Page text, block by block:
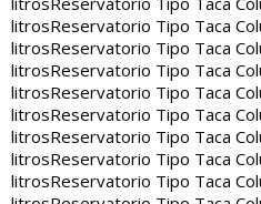
litrosReservatorio Tipo Taca
litrosReservatorio Tipo Taca
litrosReservatorio Tipo Taca
litrosReservatorio Tipo Taca
litrosReservatorio Tipo Taca
litrosReservatorio Tipo Taca
litrosReservatorio Tipo Taca
litrosReservatorio Tipo Taca